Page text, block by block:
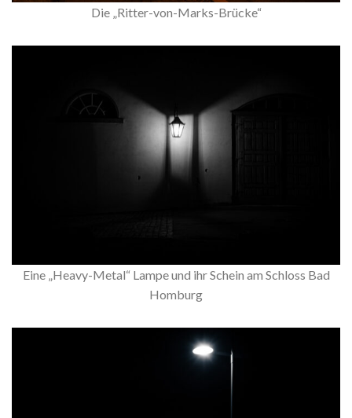
Die „Ritter-von-Marks-Brücke“
Eine „Heavy-Metal“ Lampe und ihr Schein am Schloss Bad
Homburg